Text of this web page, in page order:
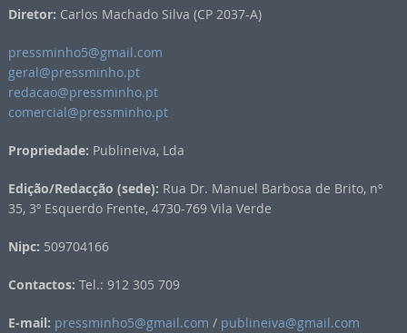
Diretor: Carlos Machado Silva (CP 2037-A)
pressminho5@gmail.com
geral@pressminho.pt
redacao@pressminho.pt
comercial@pressminho.pt
Propriedade: Publineiva, Lda
Edição/Redacção (sede): Rua Dr. Manuel Barbosa de Brito, nº
35, 3º Esquerdo Frente, 4730-769 Vila Verde
Nipc: 509704166
Contactos: Tel.: 912 305 709
E-mail: pressminho5@gmail.com / publineiva@gmail.com